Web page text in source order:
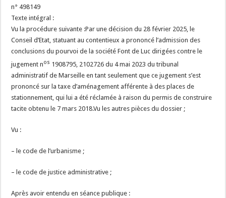
n° 498149
Texte intégral :
Vu la procédure suivante :Par une décision du 28 février 2025, le
Conseil d’Etat, statuant au contentieux a prononcé l’admission des
conclusions du pourvoi de la société Font de Luc dirigées contre le
jugement nos 1908795, 2102726 du 4 mai 2023 du tribunal
administratif de Marseille en tant seulement que ce jugement s’est
prononcé sur la taxe d’aménagement afférente à des places de
stationnement, qui lui a été réclamée à raison du permis de construire
tacite obtenu le 7 mars 2018.Vu les autres pièces du dossier ;
Vu :
– le code de l’urbanisme ;
– le code de justice administrative ;
Après avoir entendu en séance publique :